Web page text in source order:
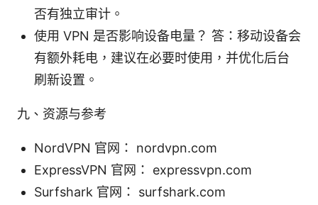
否有独立审计。
使用 VPN 是否影响设备电量？ 答：移动设备会
有额外耗电，建议在必要时使用，并优化后台
刷新设置。
九、资源与参考
NordVPN 官网： nordvpn.com
ExpressVPN 官网： expressvpn.com
Surfshark 官网： surfshark.com